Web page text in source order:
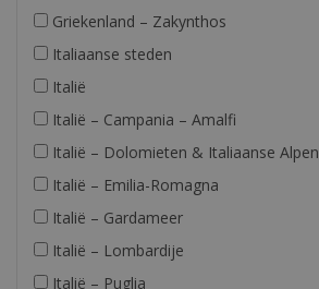
Griekenland – Zakynthos
Italiaanse steden
Italië
Italië – Campania – Amalfi
Italië – Dolomieten & Italiaanse Alpen
Italië – Emilia-Romagna
Italië – Gardameer
Italië – Lombardije
Italië – Puglia